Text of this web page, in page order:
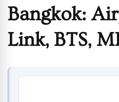
Bangkok:
Link, BTS,